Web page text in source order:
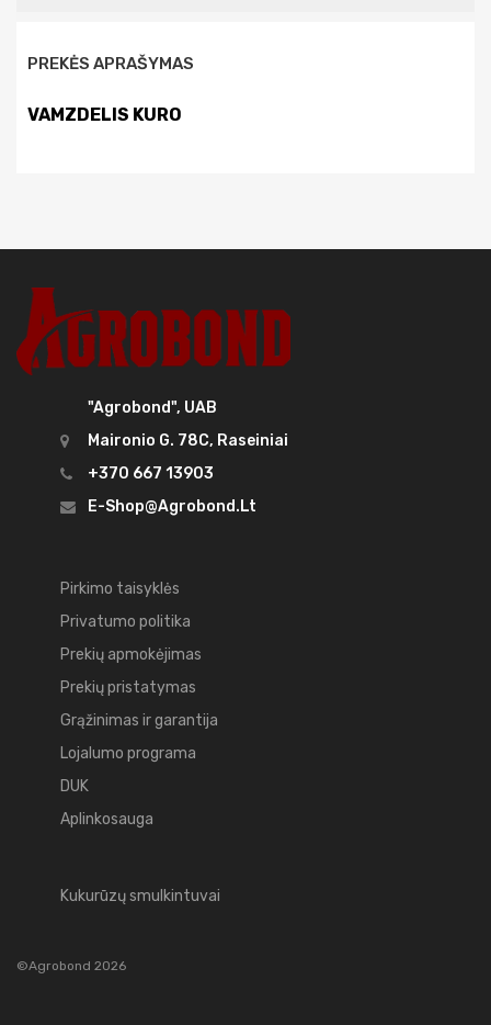
PREKĖS APRAŠYMAS
VAMZDELIS KURO
"Agrobond", UAB
Maironio G. 78C, Raseiniai
+370 667 13903
E-Shop@agrobond.lt
Pirkimo taisyklės
Privatumo politika
Prekių apmokėjimas
Prekių pristatymas
Grąžinimas ir garantija
Lojalumo programa
DUK
Aplinkosauga
Kukurūzų smulkintuvai
©Agrobond 2026